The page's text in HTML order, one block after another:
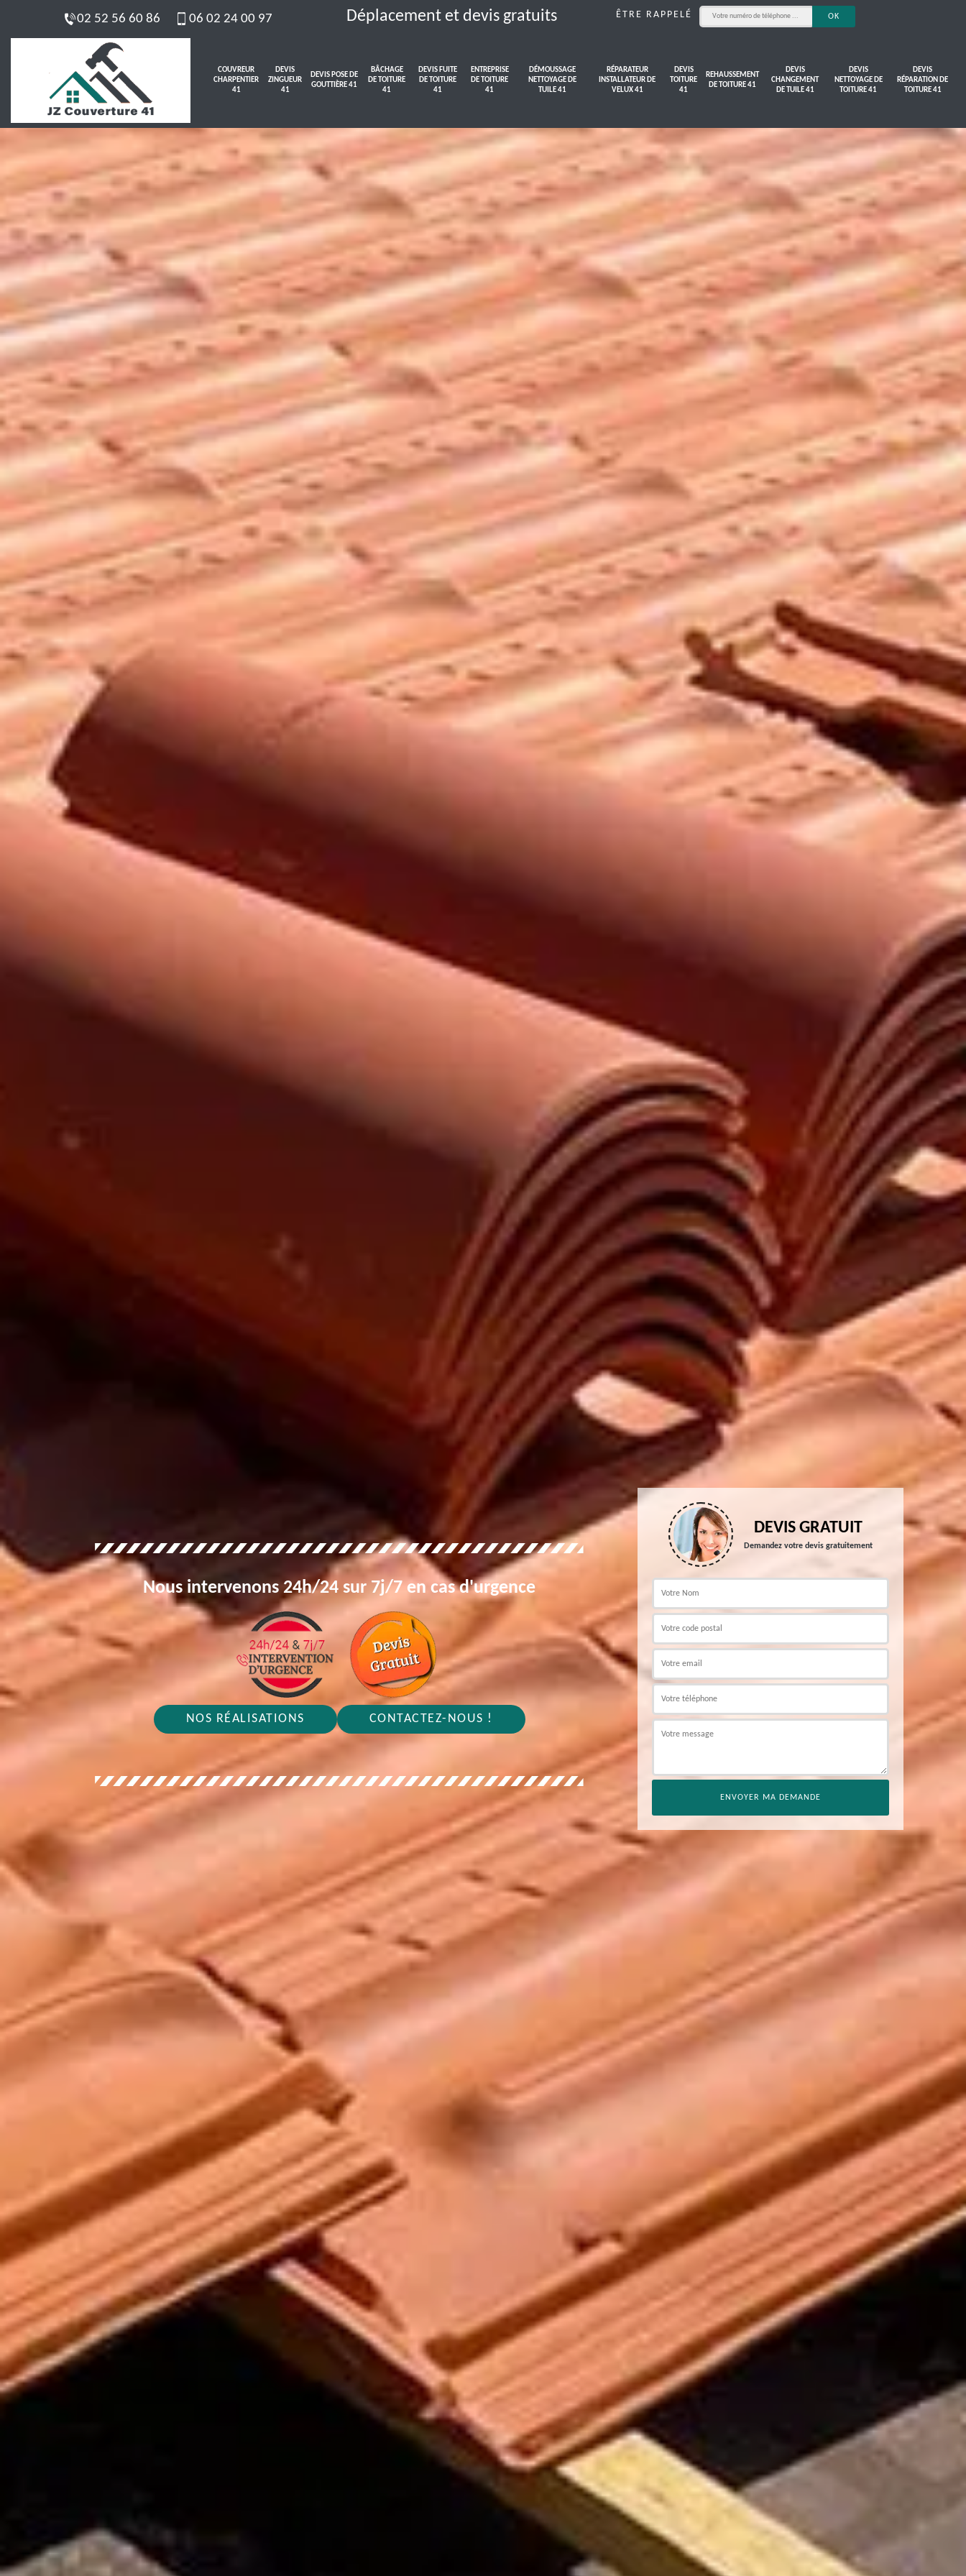
02 52 56 60 86 06 02 24 00 97 Déplacement et devis gratuits ÊTRE RAPPELÉ
COUVREUR
CHARPENTIER
41
DEVIS
ZINGUEUR
41
DEVIS POSE DE
GOUTTIÈRE 41
BÂCHAGE
DE TOITURE
41
DEVIS FUITE
DE TOITURE
41
ENTREPRISE
DE TOITURE
41
DÉMOUSSAGE
NETTOYAGE DE
TUILE 41
RÉPARATEUR
INSTALLATEUR DE
VELUX 41
DEVIS
TOITURE
41
REHAUSSEMENT
DE TOITURE 41
DEVIS
CHANGEMENT
DE TUILE 41
DEVIS
NETTOYAGE DE
TOITURE 41
DEVIS
RÉPARATION DE
TOITURE 41
Nous intervenons 24h/24 sur 7j/7 en cas d'urgence
NOS RÉALISATIONS CONTACTEZ-NOUS !
DEVIS GRATUIT
Demandez votre devis gratuitement